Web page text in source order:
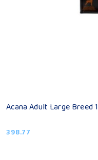
Acana Adult Large Breed
Cena:
398.77